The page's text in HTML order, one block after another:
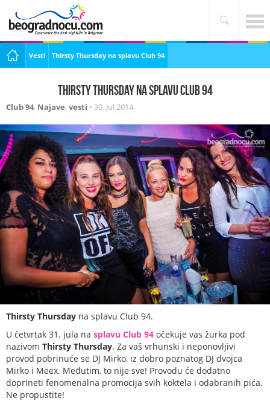
Vesti Thirsty Thursday na splavu Club 94
Thirsty Thursday na splavu Club 94
Club 94, Najave, vesti • 30. Jul 2014.
Thirsty Thursday na splavu Club 94.
U četvrtak 31. jula na splavu Club 94 očekuje vas žurka pod
nazivom Thirsty Thursday. Za vaš vrhunski i neponovljivi
provod pobrinuće se DJ Mirko, iz dobro poznatog DJ dvojca
Mirko i Meex. Međutim, to nije sve! Provodu će dodatno
doprineti fenomenalna promocija svih koktela i odabranih pića.
Ne propustite!